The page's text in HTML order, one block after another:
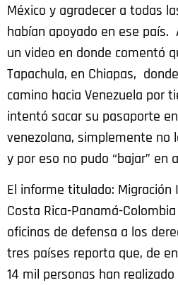
México y agradecer a todas
habían apoyado en ese
un video en donde comentó
Tapachula, en Chiapas,
camino hacia Venezuela por
intentó sacar su pasaporte
venezolana, simplemente no
y por eso no pudo “bajar” en
El informe titulado: Migración
Costa Rica-Panamá-
oficinas de defensa a los
tres países reporta que, de
14 mil personas han realizado